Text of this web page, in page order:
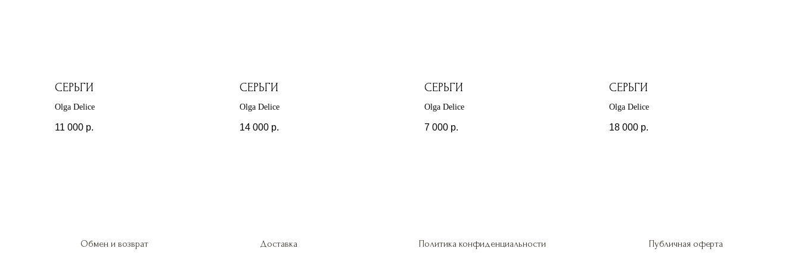
СЕРЬГИ
Olga Delice
11 000 р.
СЕРЬГИ
Olga Delice
14 000 р.
СЕРЬГИ
Olga Delice
7 000 р.
СЕРЬГИ
Olga Delice
18 000 р.
Обмен и возврат Доставка Политика конфиденциальности Публичная оферта